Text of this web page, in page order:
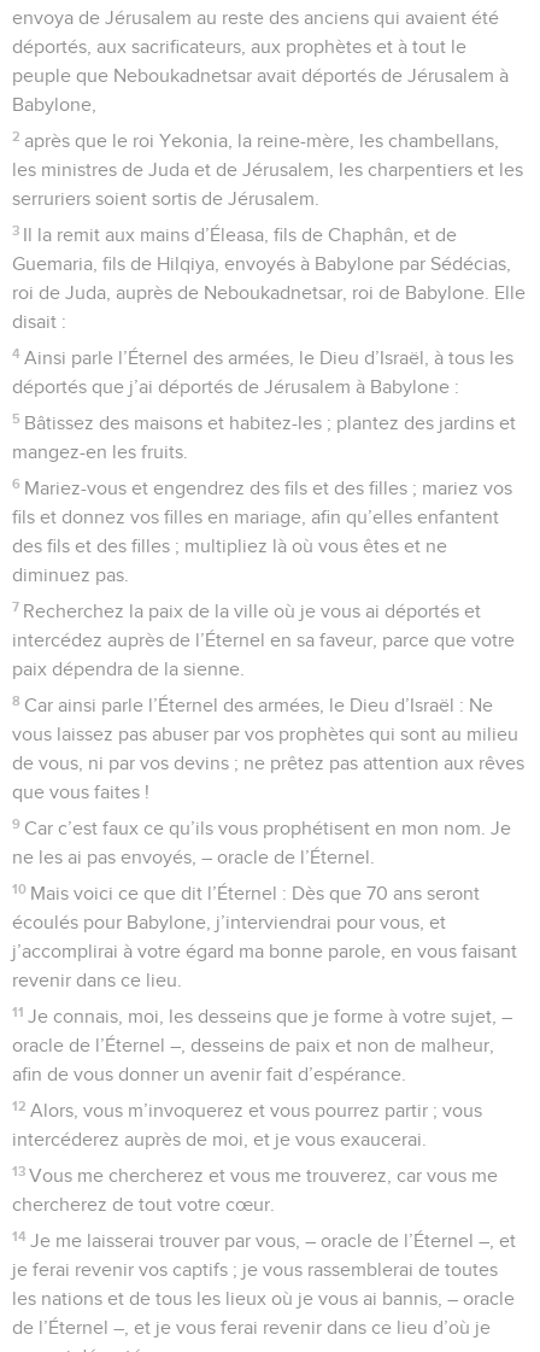
envoya de Jérusalem au reste des anciens qui avaient été
déportés, aux sacrificateurs, aux prophètes et à tout le
peuple que Neboukadnetsar avait déportés de Jérusalem à
Babylone,
2 après que le roi Yekonia, la reine-mère, les chambellans,
les ministres de Juda et de Jérusalem, les charpentiers et les
serruriers soient sortis de Jérusalem.
3 Il la remit aux mains d’Éleasa, fils de Chaphân, et de
Guemaria, fils de Hilqiya, envoyés à Babylone par Sédécias,
roi de Juda, auprès de Neboukadnetsar, roi de Babylone. Elle
disait :
4 Ainsi parle l’Éternel des armées, le Dieu d’Israël, à tous les
déportés que j’ai déportés de Jérusalem à Babylone :
5 Bâtissez des maisons et habitez-les ; plantez des jardins et
mangez-en les fruits.
6 Mariez-vous et engendrez des fils et des filles ; mariez vos
fils et donnez vos filles en mariage, afin qu’elles enfantent
des fils et des filles ; multipliez là où vous êtes et ne
diminuez pas.
7 Recherchez la paix de la ville où je vous ai déportés et
intercédez auprès de l’Éternel en sa faveur, parce que votre
paix dépendra de la sienne.
8 Car ainsi parle l’Éternel des armées, le Dieu d’Israël : Ne
vous laissez pas abuser par vos prophètes qui sont au milieu
de vous, ni par vos devins ; ne prêtez pas attention aux rêves
que vous faites !
9 Car c’est faux ce qu’ils vous prophétisent en mon nom. Je
ne les ai pas envoyés, – oracle de l’Éternel.
10 Mais voici ce que dit l’Éternel : Dès que 70 ans seront
écoulés pour Babylone, j’interviendrai pour vous, et
j’accomplirai à votre égard ma bonne parole, en vous faisant
revenir dans ce lieu.
11 Je connais, moi, les desseins que je forme à votre sujet, –
oracle de l’Éternel –, desseins de paix et non de malheur,
afin de vous donner un avenir fait d’espérance.
12 Alors, vous m’invoquerez et vous pourrez partir ; vous
intercéderez auprès de moi, et je vous exaucerai.
13 Vous me chercherez et vous me trouverez, car vous me
chercherez de tout votre cœur.
14 Je me laisserai trouver par vous, – oracle de l’Éternel –, et
je ferai revenir vos captifs ; je vous rassemblerai de toutes
les nations et de tous les lieux où je vous ai bannis, – oracle
de l’Éternel –, et je vous ferai revenir dans ce lieu d’où je